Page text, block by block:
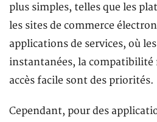
plus simples, telles que les
les sites de commerce
applications de services, où
instantanées, la
accès facile sont des priorités.
Cependant, pour des